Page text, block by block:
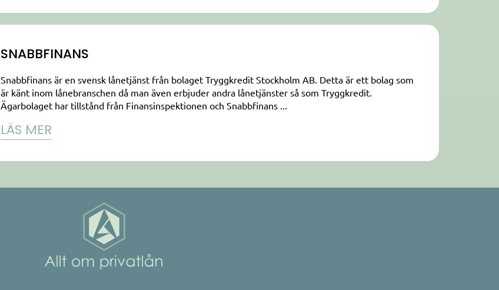
SNABBFINANS
Snabbfinans är en svensk lånetjänst från bolaget Tryggkredit Stockholm AB. Detta är ett bolag som
är känt inom lånebranschen då man även erbjuder andra lånetjänster så som Tryggkredit.
Ägarbolaget har tillstånd från Finansinspektionen och Snabbfinans ...
LÄS MER